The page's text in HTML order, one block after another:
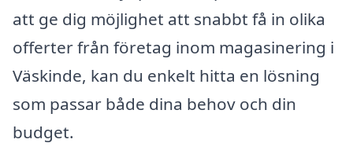
att ge dig möjlighet att snabbt få in olika
offerter från företag inom magasinering i
Väskinde, kan du enkelt hitta en lösning
som passar både dina behov och din
budget.